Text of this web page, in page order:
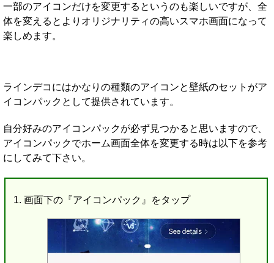
一部のアイコンだけを変更するというのも楽しいですが、全
体を変えるとよりオリジナリティの高いスマホ画面になって
楽しめます。
ラインデコにはかなりの種類のアイコンと壁紙のセットがア
イコンパックとして提供されています。
自分好みのアイコンパックが必ず見つかると思いますので、
アイコンパックでホーム画面全体を変更する時は以下を参考
にしてみて下さい。
画面下の『アイコンパック』をタップ